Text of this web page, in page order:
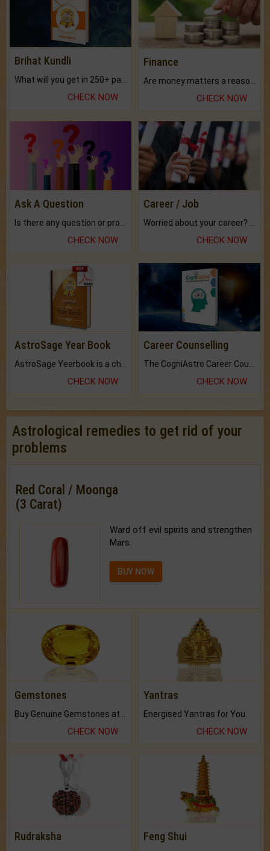
Brihat Kundli
CHECK NOW
Finance
CHECK NOW
Ask A Question
CHECK NOW
Career / Job
CHECK NOW
AstroSage Year Book
AstroSage Yearbook is a channel to fulfill your dreams and destiny.
CHECK NOW
Career Counselling
The CogniAstro Career Counselling Report is the most comprehensive report available on this topic.
CHECK NOW
Astrological remedies to get rid of your
problems
Red Coral / Moonga
(3 Carat)
Ward off evil spirits and strengthen
Mars.
BUY NOW
Gemstones
CHECK NOW
Yantras
Energised Yantras for You.
CHECK NOW
Rudraksha Feng Shui